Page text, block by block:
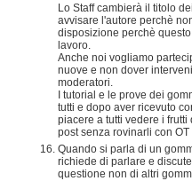
Lo Staff cambierà il titolo
avvisare l'autore perchè
disposizione perchè
lavoro.
Anche noi vogliamo
nuove e non dover
moderatori.
I tutorial e le prove dei
tutti e dopo aver ricevuto
piacere a tutti vedere i
post senza rovinarli con OT
Quando si parla di un
richiede di parlare e
questione non di altri